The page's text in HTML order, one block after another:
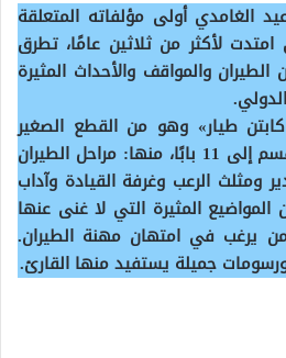
الغامدي أولى مؤلفاته المتعلقة
لأكثر من ثلاثين عامًا، تطرق
والمواقف والأحداث المثيرة
طيار» وهو من القطع الصغير
ويقع في 211 صفحة، وينقسم إلى 11 بابًا، منها: مراحل الطيران
ومثلث الرعب وغرفة القيادة وآداب
المثيرة التي لا غنى عنها
من يرغب في امتهان مهنة الطيران.
جميلة يستفيد منها القارئ.